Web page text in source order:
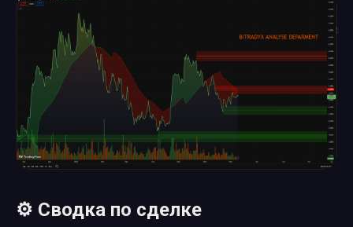
⚙️ Сводка по сделке